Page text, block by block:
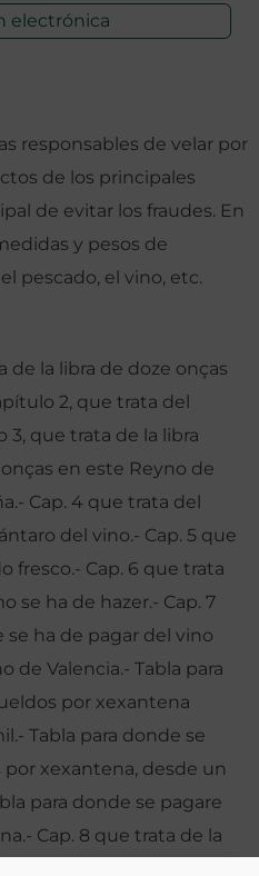
electrónica
responsables de velar por
de los principales
de evitar los fraudes. En
y pesos de
pescado, el vino, etc.
la libra de doze onças
2, que trata del
3, que trata de la libra
en este Reyno de
Cap. 4 que trata del
del vino.- Cap. 5 que
fresco.- Cap. 6 que trata
se ha de hazer.- Cap. 7
ha de pagar del vino
de Valencia.- Tabla para
por xexantena
Tabla para donde se
por xexantena, desde un
para donde se pagare
Cap. 8 que trata de la